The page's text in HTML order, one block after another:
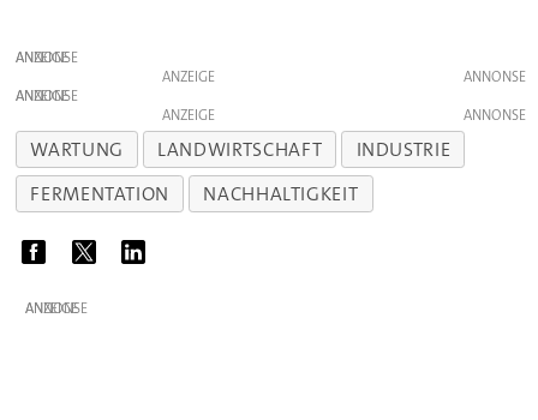
ANZEIGE
ANZEIGE
ANZEIGE
ANZEIGE
WARTUNG LANDWIRTSCHAFT
INDUSTRIE
FERMENTATION
NACHHALTIGKEIT
ANZEIGE